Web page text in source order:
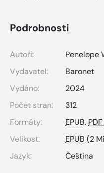
Podrobnosti
Autoři:
Penelope
Vydavatel:
Baronet
Vydáno:
2024
Počet stran:
312
Formáty:
EPUB,
Velikost:
EPUB (2
Jazyk:
Čeština